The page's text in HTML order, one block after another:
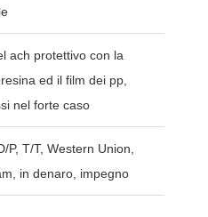
ach protettivo con la
ed il film dei pp,
nel forte caso
P, T/T, Western Union,
in denaro, impegno